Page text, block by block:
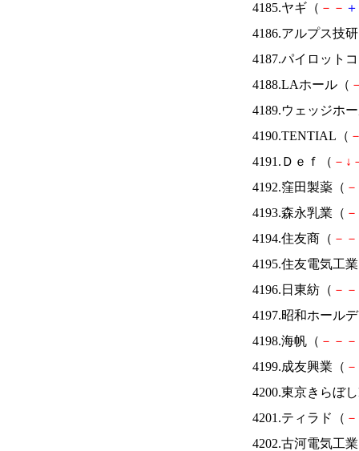
4185.ヤギ（ － － ＋
4186.アルプス技
4187.パイロット
4188.LAホール（
4189.ウェッジホ
4190.TENTIAL（
4191.Ｄｅｆ（ － ↓
4192.窪田製薬（ －
4193.森永乳業（ －
4194.住友商（ － －
4195.住友電気工
4196.日東紡（ － －
4197.昭和ホール
4198.海帆（ － － －
4199.成友興業（ －
4200.東京きらぼ
4201.ティラド（ －
4202.古河電気工